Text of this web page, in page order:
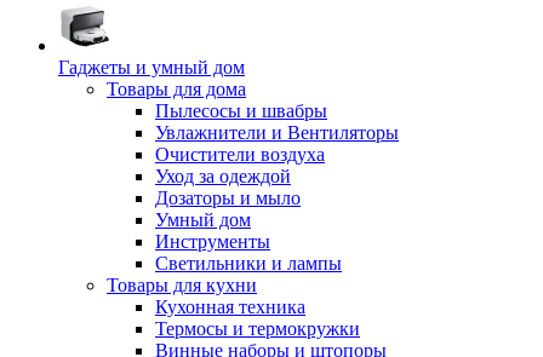
Гаджеты и умный дом
Товары для дома
Пылесосы и швабры
Увлажнители и Вентиляторы
Очистители воздуха
Уход за одеждой
Дозаторы и мыло
Умный дом
Инструменты
Светильники и лампы
Товары для кухни
Кухонная техника
Термосы и термокружки
Винные наборы и штопоры